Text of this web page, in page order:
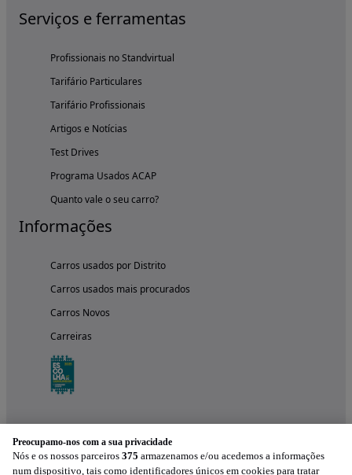
Serviços e ferramentas
Profissionais no Standvirtual
Tarifário Particulares
Tarifário Profissionais
Artigos e Notícias
Test Drives
Programa Usados ACAP
Quanto vale o seu carro?
Informações
Carros usados por Distrito
Carros usados mais procurados
Carros Novos
Carreiras
Preocupamo-nos com a sua privacidade
Nós e os nossos parceiros 375 armazenamos e/ou acedemos a informações
num dispositivo, tais como identificadores únicos em cookies para tratar